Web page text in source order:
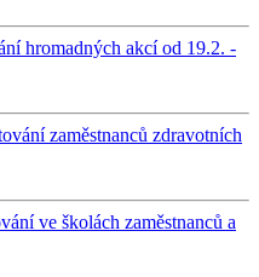
hromadných akcí od 19.2. -
zaměstnanců zdravotních
ve školách zaměstnanců a